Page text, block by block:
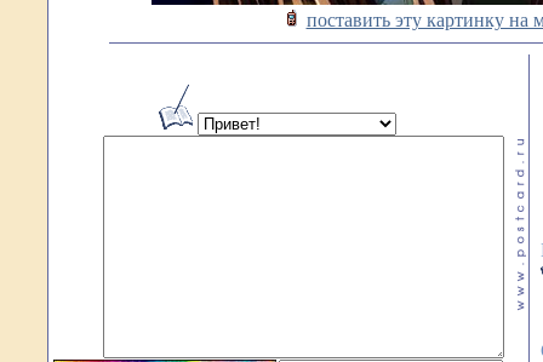
поставить эту картинку на